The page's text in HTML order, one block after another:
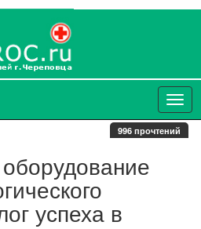
996 прочтений
успеха в